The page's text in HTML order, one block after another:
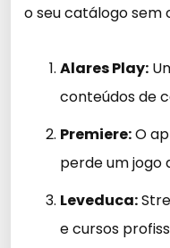
o seu catálogo sem
Alares Play:
conteúdos de
Premiere:O
perde um jogo
Leveduca:
e cursos